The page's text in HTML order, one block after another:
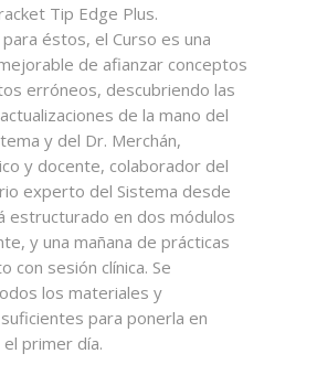
Tip Edge Plus.
éstos, el Curso es una
de afianzar conceptos
erróneos, descubriendo las
de la mano del
y del Dr. Merchán,
y docente, colaborador del
experto del Sistema desde
estructurado en dos módulos
y una mañana de prácticas
con sesión clínica. Se
los materiales y
para ponerla en
primer día.